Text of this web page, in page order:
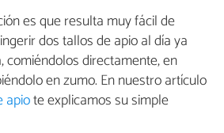
es que resulta muy fácil de
dos tallos de apio al día ya
comiéndolos directamente, en
en zumo. En nuestro artículo
apiote explicamos su simple